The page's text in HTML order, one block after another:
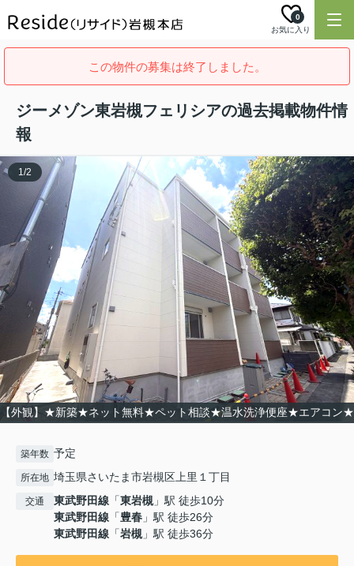
お気に入り
0
この物件の募集は終了しました。
ジーメゾン東岩槻フェリシアの過去掲載物件情
報
【外観】★新築★ネット無料★ペット相談★温水洗浄便座★エアコン★
1/2
築年数 予定
所在地 埼玉県さいたま市岩槻区上里１丁目
交通 東武野田線 「東岩槻 」駅 徒歩10分
東武野田線 「豊春 」駅 徒歩26分
東武野田線 「岩槻 」駅 徒歩36分